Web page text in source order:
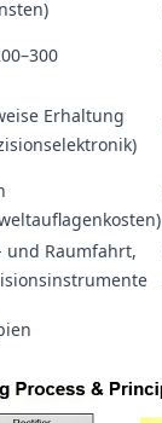
Erhaltung
und Raumfahrt,